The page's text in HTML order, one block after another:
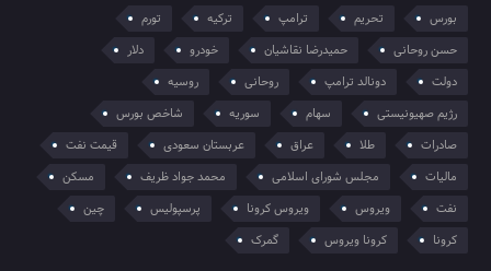
بورس
تحریم ترامپ ترکیه
تورم
حسن روحانی
حمیدرضا نقاشیان خودرو
دلار
دولت
دونالد ترامپ روحانی
روسیه
رژیم صهیونیستی
سهام سوریه
شاخص بورس
صادرات
طلا عراق عربستان سعودی
قیمت نفت
مالیات
مجلس شورای اسلامی محمد جواد ظریف
مسکن
نفت
ویروس ویروس کرونا پرسپولیس
چین
کرونا
کرونا ویروس گمرک